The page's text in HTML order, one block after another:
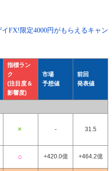
FX!限定4000円がもらえるキャン
指標ラン
ク
(注目度＆
影響度)
市場
予想値
前回
発表値
- 31.5
+420.0億 +464.2億